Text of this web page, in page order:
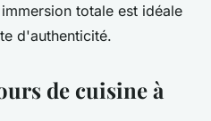
totale est idéale
d'authenticité.
de cuisine à